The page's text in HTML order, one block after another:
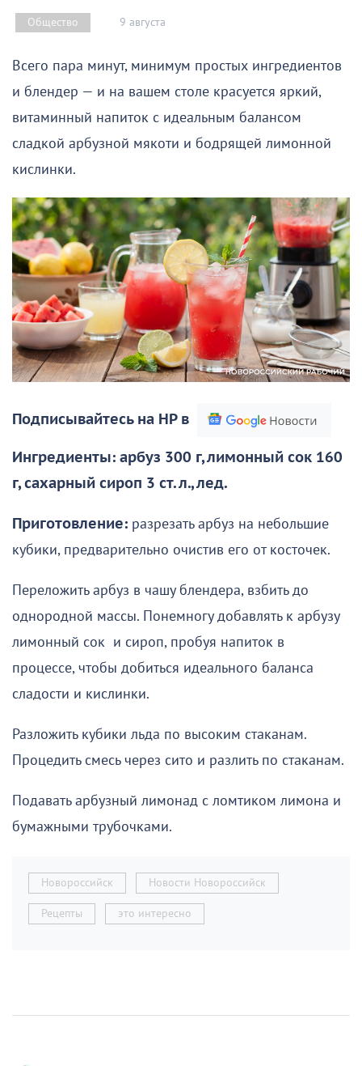
Общество 9 августа
Всего пара минут, минимум простых ингредиентов
и блендер — и на вашем столе красуется яркий,
витаминный напиток с идеальным балансом
сладкой арбузной мякоти и бодрящей лимонной
кислинки.
Подписывайтесь на НР в
Ингредиенты: арбуз 300 г, лимонный сок 160
г, сахарный сироп 3 ст. л., лед.
Приготовление: разрезать арбуз на небольшие
кубики, предварительно очистив его от косточек.
Переложить арбуз в чашу блендера, взбить до
однородной массы. Понемногу добавлять к арбузу
лимонный сок и сироп, пробуя напиток в
процессе, чтобы добиться идеального баланса
сладости и кислинки.
Разложить кубики льда по высоким стаканам.
Процедить смесь через сито и разлить по стаканам.
Подавать арбузный лимонад с ломтиком лимона и
бумажными трубочками.
Новороссийск Новости Новороссийск
Рецепты это интересно